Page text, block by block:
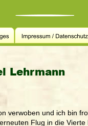
Lehrmann
verwoben und ich bin
Flug in die Vierte